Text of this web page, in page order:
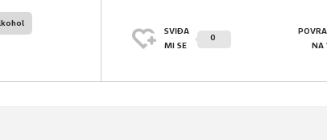
SVIĐA
MI SE
0
NA